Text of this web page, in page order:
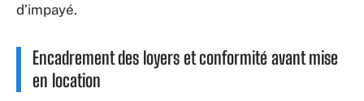
d’impayé.
Encadrement des loyers et conformité avant mise
en location